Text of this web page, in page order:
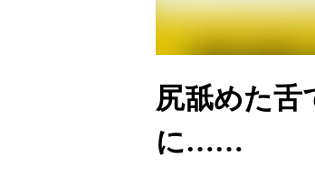
尻舐めた舌
に……